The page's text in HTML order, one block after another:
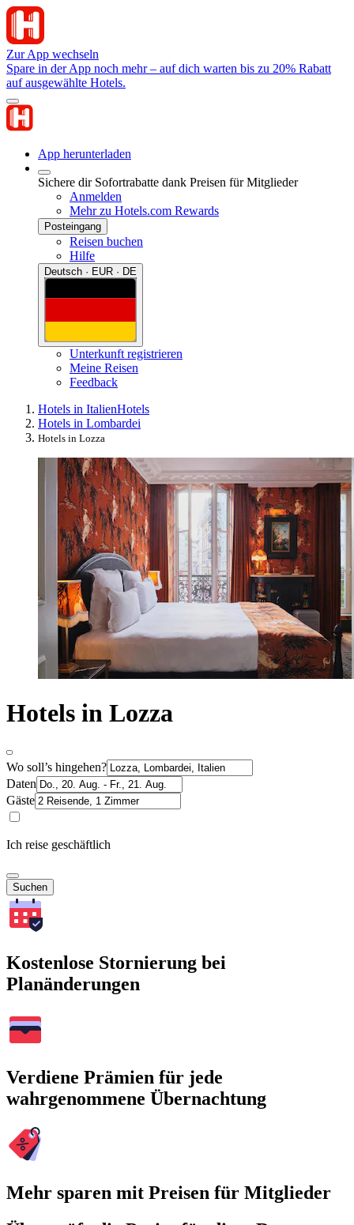
Zur App wechseln
Spare in der App noch mehr – auf dich warten bis zu 20% Rabatt
auf ausgewählte Hotels.
App herunterladen
Sichere dir Sofortrabatte dank Preisen für Mitglieder
Anmelden
Mehr zu Hotels.com Rewards
Posteingang
Reisen buchen
Hilfe
Deutsch · EUR · DE
Unterkunft registrieren
Meine Reisen
Feedback
Hotels in ItalienHotels
Hotels in Lombardei
Hotels in Lozza
Hotels in Lozza
Wo soll’s hingehen?
Daten
Gäste
Ich reise geschäftlich
Suchen
Kostenlose Stornierung bei
Planänderungen
Verdiene Prämien für jede
wahrgenommene Übernachtung
Mehr sparen mit Preisen für Mitglieder